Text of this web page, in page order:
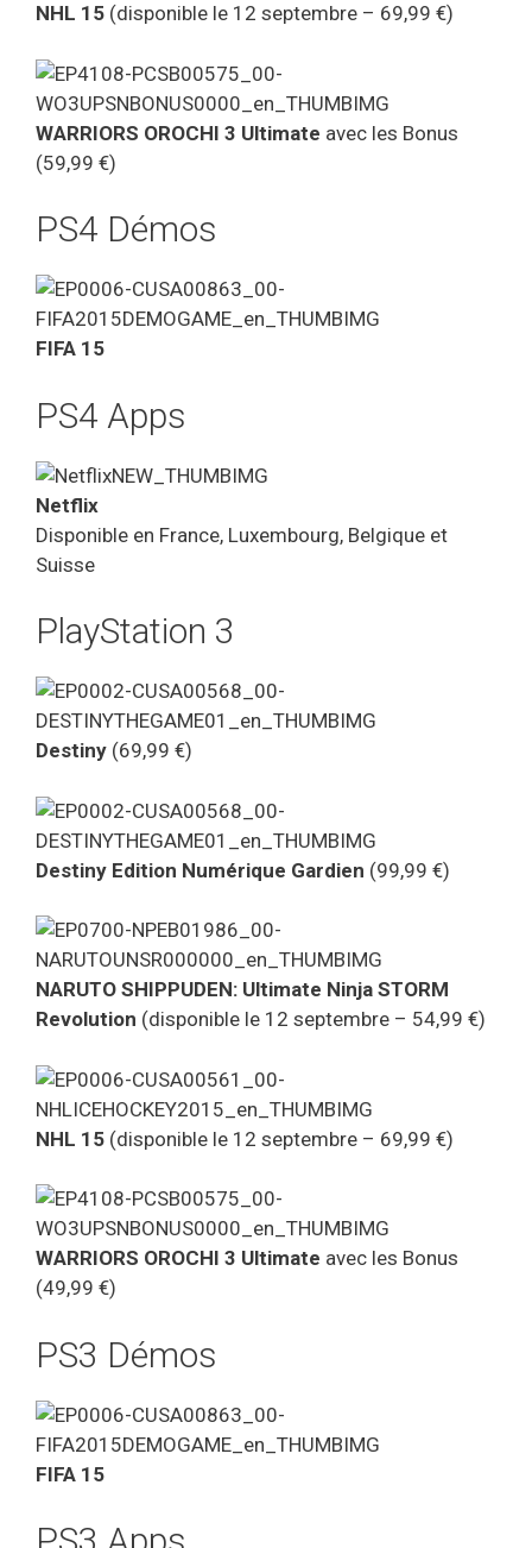
NHL 15 (disponible le 12 septembre – 69,99 €)
WARRIORS OROCHI 3 Ultimate avec les Bonus
(59,99 €)
PS4 Démos
FIFA 15
PS4 Apps
Netflix
Disponible en France, Luxembourg, Belgique et
Suisse
PlayStation 3
Destiny (69,99 €)
Destiny Edition Numérique Gardien (99,99 €)
NARUTO SHIPPUDEN: Ultimate Ninja STORM
Revolution (disponible le 12 septembre – 54,99 €)
NHL 15 (disponible le 12 septembre – 69,99 €)
WARRIORS OROCHI 3 Ultimate avec les Bonus
(49,99 €)
PS3 Démos
FIFA 15